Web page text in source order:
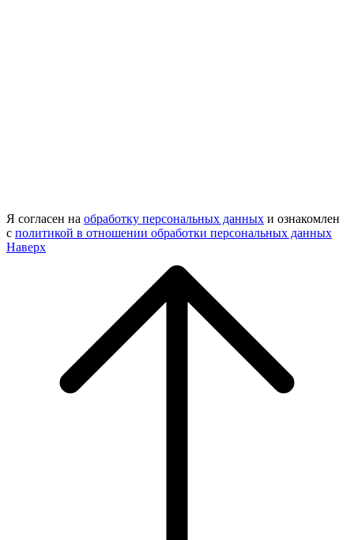
Я согласен на обработку персональных данных и ознакомлен
с политикой в отношении обработки персональных данных
Наверх